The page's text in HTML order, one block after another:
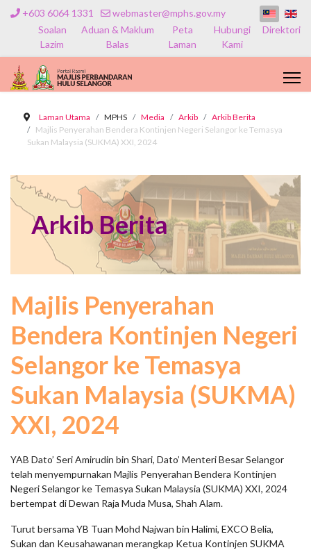
+603 6064 1331
webmaster@mphs.gov.my
Soalan
Lazim
Aduan & Maklum
Balas
Peta
Laman
Hubungi
Kami
Direktori
Laman Utama MPHS Media Arkib
Arkib Berita
Majlis Penyerahan Bendera Kontinjen Negeri Selangor ke Temasya
Sukan Malaysia (SUKMA) XXI, 2024
Arkib Berita
Majlis Penyerahan
Bendera Kontinjen Negeri
Selangor ke Temasya
Sukan Malaysia (SUKMA)
XXI, 2024
YAB Dato’ Seri Amirudin bin Shari, Dato’ Menteri Besar Selangor
telah menyempurnakan Majlis Penyerahan Bendera Kontinjen
Negeri Selangor ke Temasya Sukan Malaysia (SUKMA) XXI, 2024
bertempat di Dewan Raja Muda Musa, Shah Alam.
Turut bersama YB Tuan Mohd Najwan bin Halimi, EXCO Belia,
Sukan dan Keusahawanan merangkap Ketua Kontinjen SUKMA